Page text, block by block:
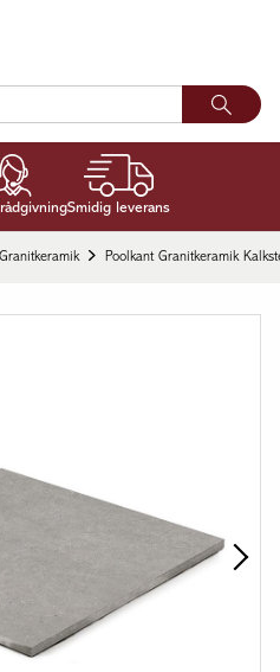
Smidig leverans
Granitkeramik Poolkant Granitkeramik